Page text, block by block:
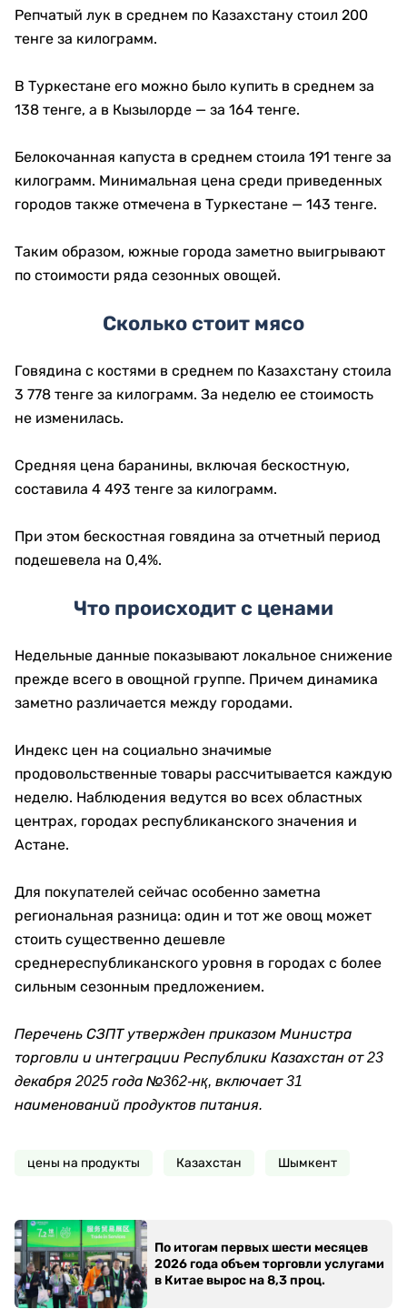
Репчатый лук в среднем по Казахстану стоил 200
тенге за килограмм.
В Туркестане его можно было купить в среднем за
138 тенге, а в Кызылорде — за 164 тенге.
Белокочанная капуста в среднем стоила 191 тенге за
килограмм. Минимальная цена среди приведенных
городов также отмечена в Туркестане — 143 тенге.
Таким образом, южные города заметно выигрывают
по стоимости ряда сезонных овощей.
Сколько стоит мясо
Говядина с костями в среднем по Казахстану стоила
3 778 тенге за килограмм. За неделю ее стоимость
не изменилась.
Средняя цена баранины, включая бескостную,
составила 4 493 тенге за килограмм.
При этом бескостная говядина за отчетный период
подешевела на 0,4%.
Что происходит с ценами
Недельные данные показывают локальное снижение
прежде всего в овощной группе. Причем динамика
заметно различается между городами.
Индекс цен на социально значимые
продовольственные товары рассчитывается каждую
неделю. Наблюдения ведутся во всех областных
центрах, городах республиканского значения и
Астане.
Для покупателей сейчас особенно заметна
региональная разница: один и тот же овощ может
стоить существенно дешевле
среднереспубликанского уровня в городах с более
сильным сезонным предложением.
Перечень СЗПТ утвержден приказом Министра
торговли и интеграции Республики Казахстан от 23
декабря 2025 года №362-нқ, включает 31
наименований продуктов питания.
цены на продукты Казахстан Шымкент
По итогам первых шести месяцев
2026 года объем торговли услугами
в Китае вырос на 8,3 проц.